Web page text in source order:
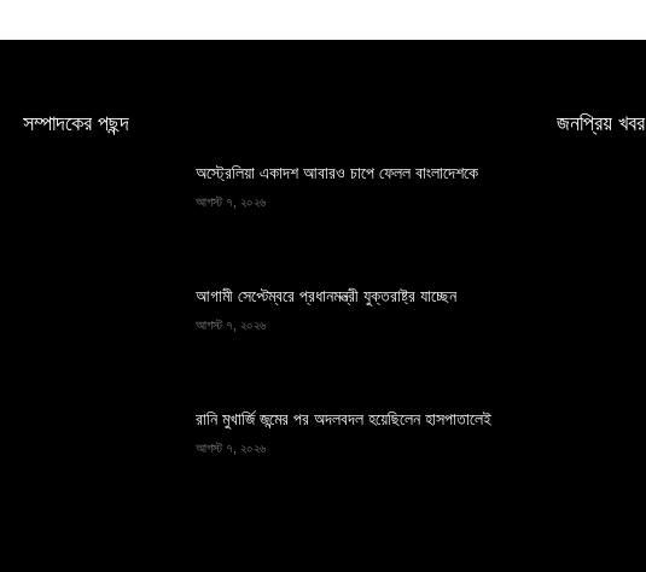
সম্পাদকের পছন্দ
অস্ট্রেলিয়া একাদশ আবারও চাপে ফেলল বাংলাদেশকে
আগস্ট ৭, ২০২৬
আগামী সেপ্টেম্বরে প্রধানমন্ত্রী যুক্তরাষ্ট্র যাচ্ছেন
আগস্ট ৭, ২০২৬
রানি মুখার্জি জন্মের পর অদলবদল হয়েছিলেন হাসপাতালেই
আগস্ট ৭, ২০২৬
জনপ্রিয় খবর